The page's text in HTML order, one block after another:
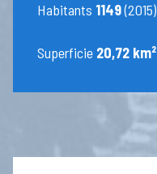
Habitants 1149(2015)
Superficie 20,72 km²